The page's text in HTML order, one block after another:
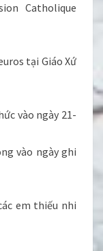
Catholique
tại Giáo Xứ
vào ngày 21-
vào ngày ghi
em thiếu nhi